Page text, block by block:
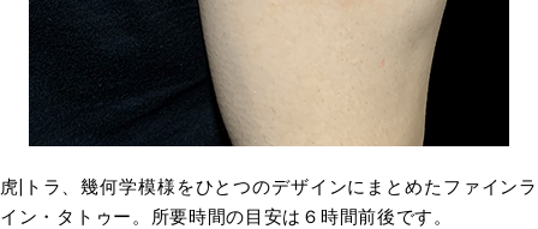
虎|トラ、幾何学模様をひとつのデザインにまとめたファインラ
イン・タトゥー。所要時間の目安は６時間前後です。